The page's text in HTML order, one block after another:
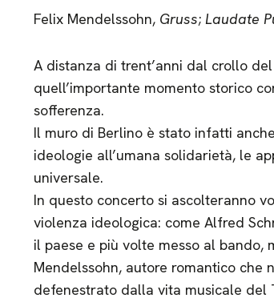
Felix Mendelssohn, Gruss; Laudate
A distanza di trent’anni dal crollo
quell’importante momento storico
sofferenza.
Il muro di Berlino è stato infatti
ideologie all’umana solidarietà, le
universale.
In questo concerto si ascolteranno
violenza ideologica: come Alfred
il paese e più volte messo al bando,
Mendelssohn, autore romantico che
defenestrato dalla vita musicale del